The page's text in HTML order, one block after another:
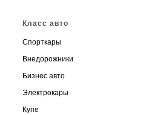
Класс авто
Спорткары
Внедорожники
Бизнес авто
Электрокары
Купе